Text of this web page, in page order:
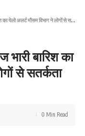
मौसम विभाग ने लोगों से सतर्कता बरतने की अपील
बारिश का
से सतर्कता
0 Min Read